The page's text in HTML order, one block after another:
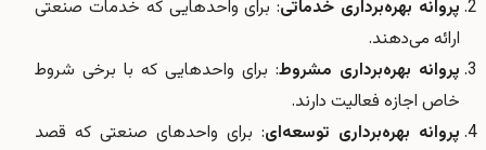
پروانه بهره‌برداری خدماتی: برای واحدهایی که خدمات صنعتی
ارائه می‌دهند.
پروانه بهره‌برداری مشروط: برای واحدهایی که با برخی شروط
خاص اجازه فعالیت دارند.
پروانه بهره‌برداری توسعه‌ای: برای واحدهای صنعتی که قصد